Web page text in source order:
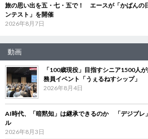
旅の思い出を五・七・五で！ エースが「かばんの
ンテスト」を開催
2026年8月7日
動画
「100歳現役」目指すシニア1500人
務員イベント「うぇるねすシップ」
2026年8月4日
AI時代、「暗黙知」は継承できるのか 「デジブレ
ル
2026年8月3日